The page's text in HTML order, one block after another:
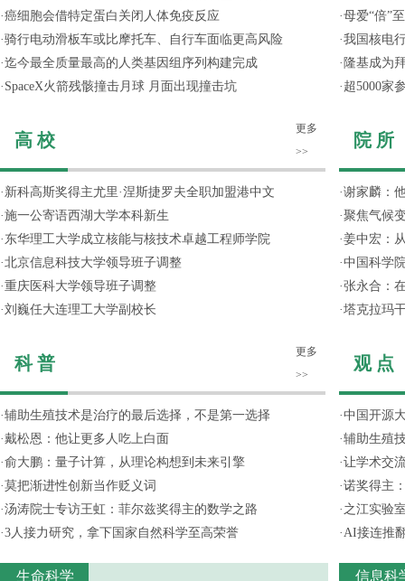
·癌细胞会借特定蛋白关闭人体免疫反应
·骑行电动滑板车或比摩托车、自行车面临更高风险
·迄今最全质量最高的人类基因组序列构建完成
· SpaceX火箭残骸撞击月球 月面出现撞击坑
高 校
更多
>>
· 新科高斯奖得主尤里·涅斯捷罗夫全职加盟港中文
·施一公寄语西湖大学本科新生
· 东华理工大学成立核能与核技术卓越工程师学院
·北京信息科技大学领导班子调整
·重庆医科大学领导班子调整
·刘巍任大连理工大学副校长
科 普
更多
>>
·辅助生殖技术是治疗的最后选择，不是第一选择
·戴松恩：他让更多人吃上白面
·俞大鹏：量子计算，从理论构想到未来引擎
·莫把渐进性创新当作贬义词
·汤涛院士专访王虹：菲尔兹奖得主的数学之路
·3人接力研究，拿下国家自然科学至高荣誉
生命科学
·母爱“倍”
·我国核电
· 隆基成为
· 超5000家
院 所
·谢家麟：
·聚焦气候
·姜中宏：
·中国科学
·张永合：
·塔克拉玛
观 点
·中国开源
·辅助生殖
·让学术交
·诺奖得主
· 之江实验
·AI接连推
信息科